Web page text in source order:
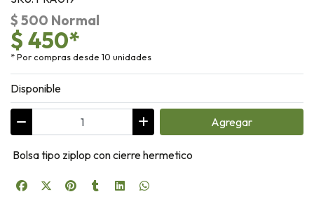
$ 500 Normal
$ 450*
* Por compras desde 10 unidades
Disponible
Agregar
Bolsa tipo ziplop con cierre hermetico